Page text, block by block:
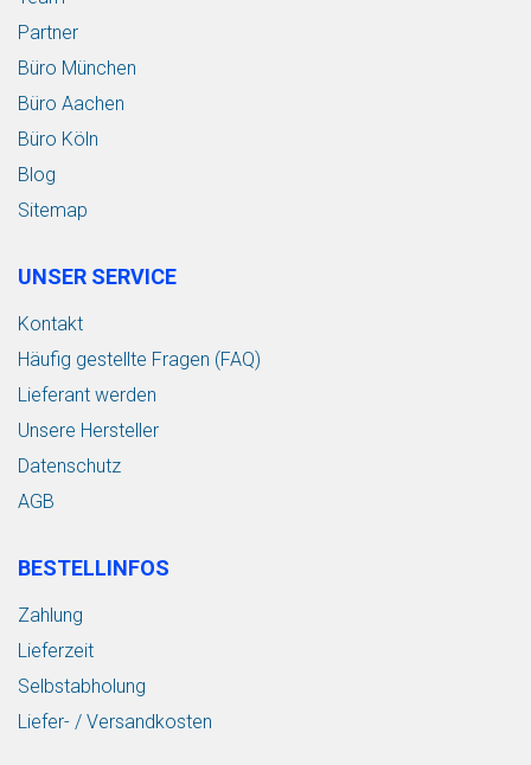
Partner
Büro München
Büro Aachen
Büro Köln
Blog
Sitemap
UNSER SERVICE
Kontakt
Häufig gestellte Fragen (FAQ)
Lieferant werden
Unsere Hersteller
Datenschutz
AGB
BESTELLINFOS
Zahlung
Lieferzeit
Selbstabholung
Liefer- / Versandkosten